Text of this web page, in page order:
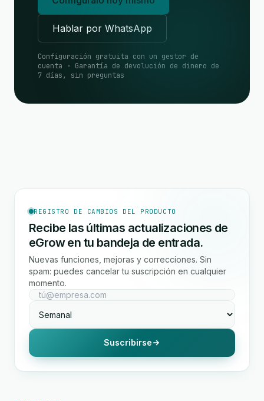
Hablar por WhatsApp
Configuración gratuita con un gestor de
cuenta · Garantía de devolución de dinero de
7 días, sin preguntas
REGISTRO DE CAMBIOS DEL PRODUCTO
Recibe las últimas actualizaciones de
eGrow en tu bandeja de entrada.
Nuevas funciones, mejoras y correcciones. Sin
spam: puedes cancelar tu suscripción en cualquier
momento.
Suscribirse